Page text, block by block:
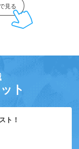
ト
ト！